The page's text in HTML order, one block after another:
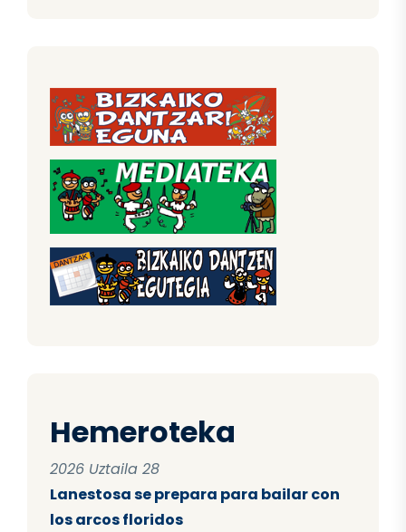
Hemeroteka
2026 Uztaila 28
Lanestosa se prepara para bailar con
los arcos floridos